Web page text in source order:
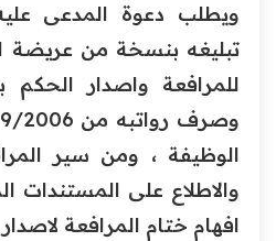
ويطلب دعوة المدعى
تبليغه بنسخة من عريضة
للمرافعة واصدار الحكم
الوظيفة ، ومن سير
والاطلاع على المستندات
افهام ختام المرافعة لاصدار